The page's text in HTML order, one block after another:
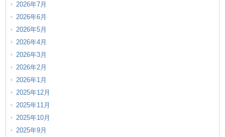
2026年7月
2026年6月
2026年5月
2026年4月
2026年3月
2026年2月
2026年1月
2025年12月
2025年11月
2025年10月
2025年9月